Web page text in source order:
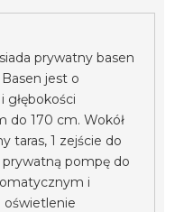
prywatny basen
jest o
głębokości
do 170 cm. Wokół
taras, 1 zejście do
prywatną pompę do
i
oświetlenie